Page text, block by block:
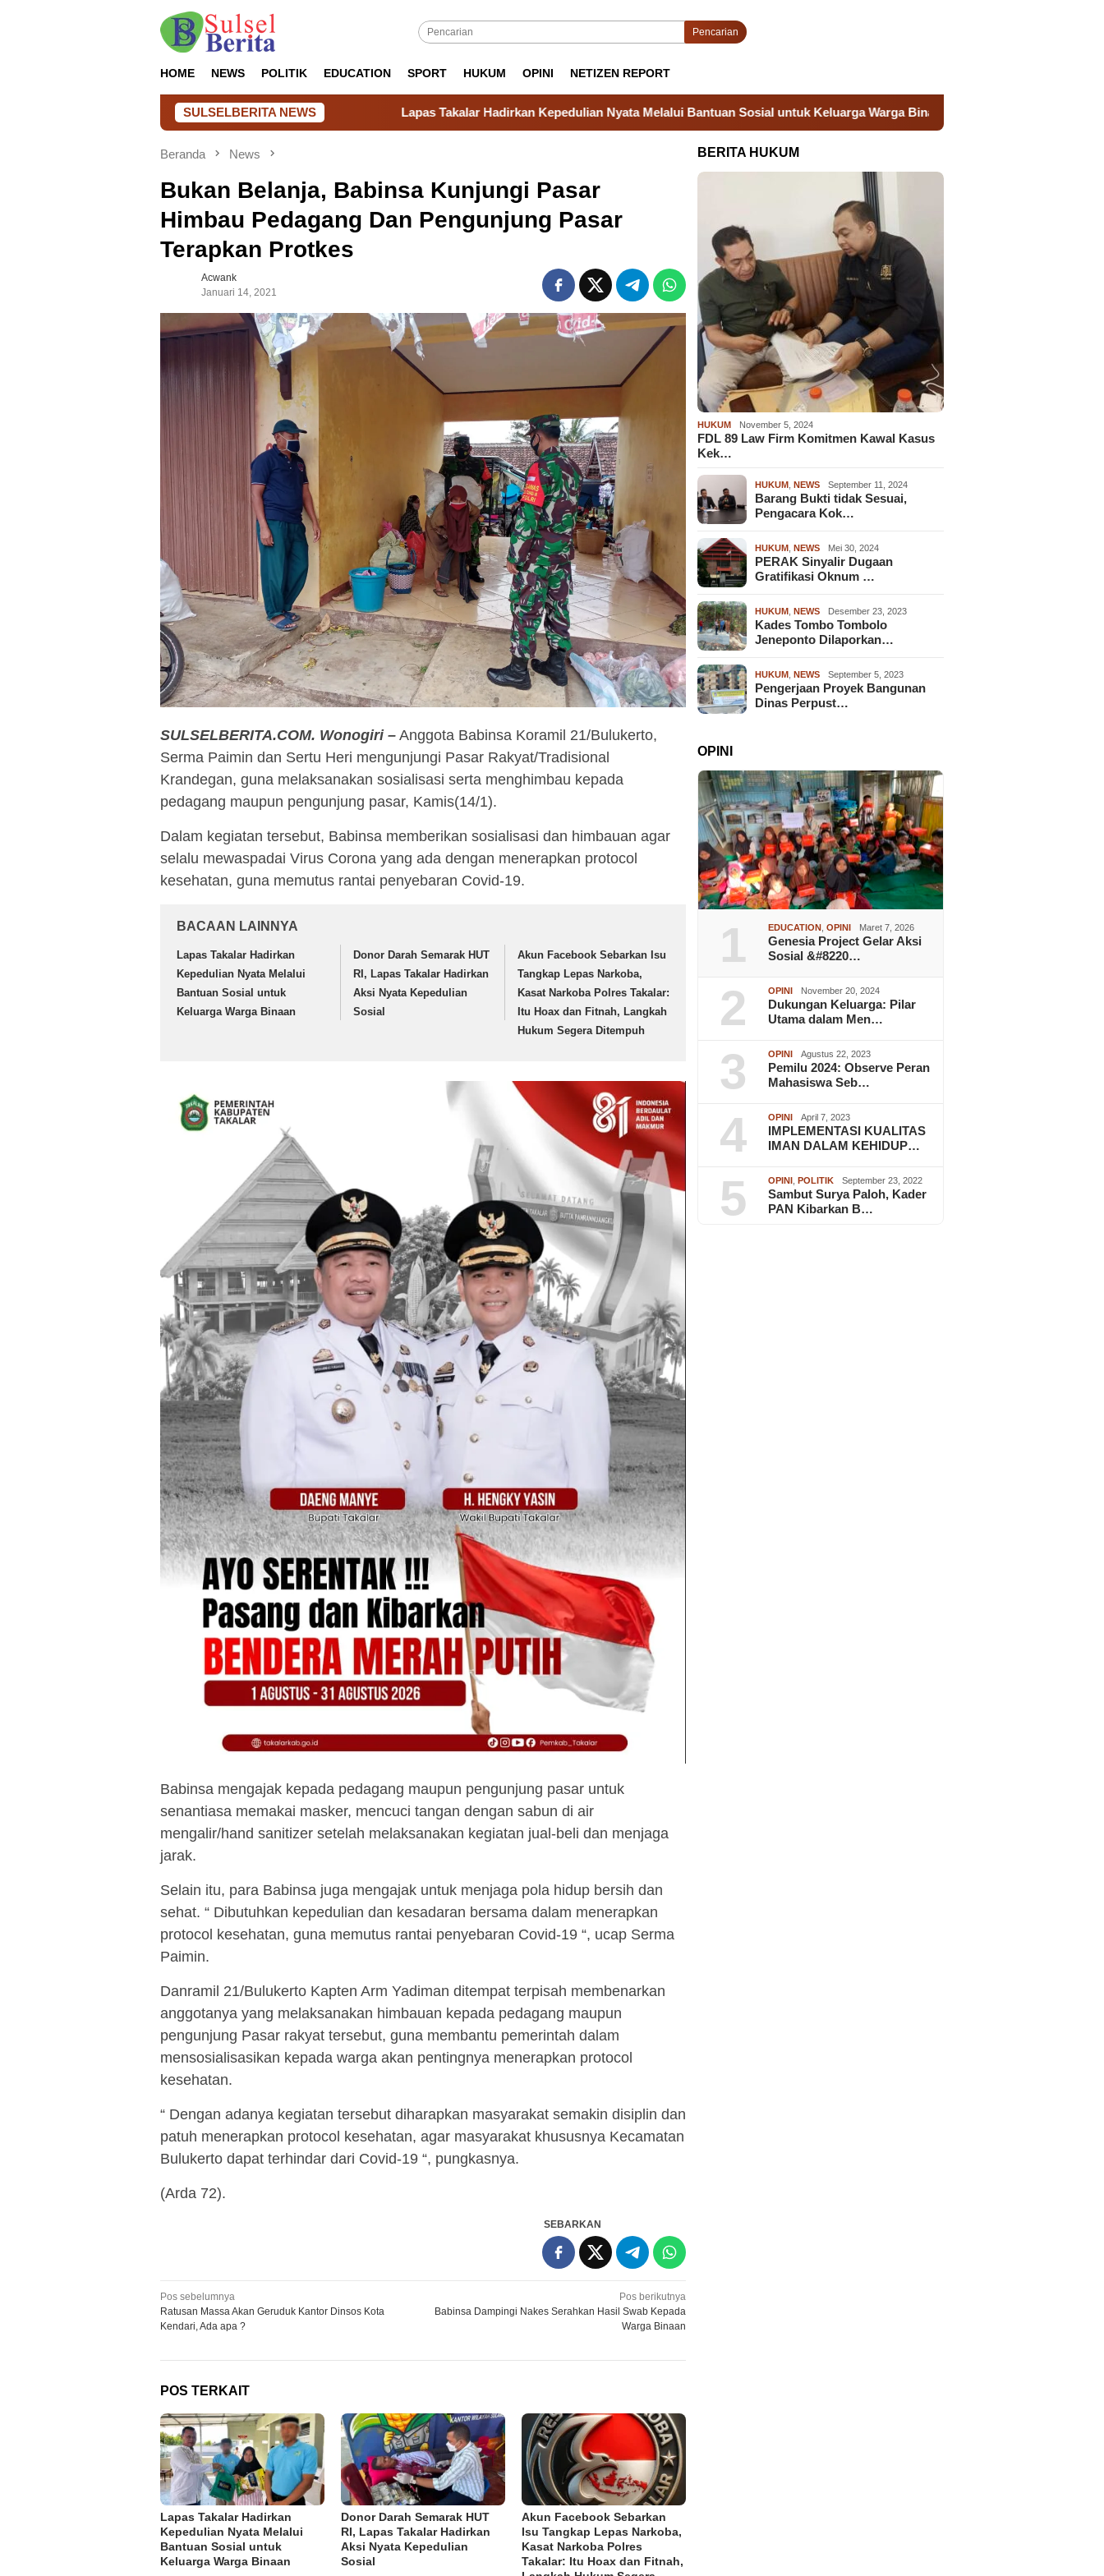
Pencarian
HOME NEWS POLITIK EDUCATION SPORT HUKUM OPINI NETIZEN REPORT
SULSELBERITA NEWSLapas Takalar Hadirkan Kepedulian Nyata Melalui Bantuan Sosial untuk Keluarga Warga Binaan Donor Darah Semarak HUT RI, Lapas
Beranda News
Bukan Belanja, Babinsa Kunjungi Pasar
Himbau Pedagang Dan Pengunjung Pasar
Terapkan Protkes
Acwank
Januari 14, 2021
SULSELBERITA.COM. Wonogiri – Anggota Babinsa Koramil 21/Bulukerto,
Serma Paimin dan Sertu Heri mengunjungi Pasar Rakyat/Tradisional
Krandegan, guna melaksanakan sosialisasi serta menghimbau kepada
pedagang maupun pengunjung pasar, Kamis(14/1).
Dalam kegiatan tersebut, Babinsa memberikan sosialisasi dan himbauan agar
selalu mewaspadai Virus Corona yang ada dengan menerapkan protocol
kesehatan, guna memutus rantai penyebaran Covid-19.
BACAAN LAINNYA
Lapas Takalar Hadirkan
Kepedulian Nyata Melalui
Bantuan Sosial untuk
Keluarga Warga Binaan
Donor Darah Semarak HUT
RI, Lapas Takalar Hadirkan
Aksi Nyata Kepedulian
Sosial
Akun Facebook Sebarkan Isu
Tangkap Lepas Narkoba,
Kasat Narkoba Polres Takalar:
Itu Hoax dan Fitnah, Langkah
Hukum Segera Ditempuh
Babinsa mengajak kepada pedagang maupun pengunjung pasar untuk
senantiasa memakai masker, mencuci tangan dengan sabun di air
mengalir/hand sanitizer setelah melaksanakan kegiatan jual-beli dan menjaga
jarak.
Selain itu, para Babinsa juga mengajak untuk menjaga pola hidup bersih dan
sehat. “ Dibutuhkan kepedulian dan kesadaran bersama dalam menerapkan
protocol kesehatan, guna memutus rantai penyebaran Covid-19 “, ucap Serma
Paimin.
Danramil 21/Bulukerto Kapten Arm Yadiman ditempat terpisah membenarkan
anggotanya yang melaksanakan himbauan kepada pedagang maupun
pengunjung Pasar rakyat tersebut, guna membantu pemerintah dalam
mensosialisasikan kepada warga akan pentingnya menerapkan protocol
kesehatan.
“ Dengan adanya kegiatan tersebut diharapkan masyarakat semakin disiplin dan
patuh menerapkan protocol kesehatan, agar masyarakat khususnya Kecamatan
Bulukerto dapat terhindar dari Covid-19 “, pungkasnya.
(Arda 72).
SEBARKAN
Navigasi
pos
Pos sebelumnya
Ratusan Massa Akan Geruduk Kantor Dinsos Kota
Kendari, Ada apa ?
Pos berikutnya
Babinsa Dampingi Nakes Serahkan Hasil Swab Kepada
Warga Binaan
POS TERKAIT
Lapas Takalar Hadirkan
Kepedulian Nyata Melalui
Bantuan Sosial untuk
Keluarga Warga Binaan
Donor Darah Semarak HUT
RI, Lapas Takalar Hadirkan
Aksi Nyata Kepedulian
Sosial
Akun Facebook Sebarkan
Isu Tangkap Lepas Narkoba,
Kasat Narkoba Polres
Takalar: Itu Hoax dan Fitnah,
BERITA HUKUM
HUKUM November 5, 2024
FDL 89 Law Firm Komitmen Kawal Kasus
Kek…
HUKUM ,NEWS September 11, 2024
Barang Bukti tidak Sesuai,
Pengacara Kok…
HUKUM ,NEWS Mei 30, 2024
PERAK Sinyalir Dugaan
Gratifikasi Oknum …
HUKUM ,NEWS Desember 23, 2023
Kades Tombo Tombolo
Jeneponto Dilaporkan…
HUKUM ,NEWS September 5, 2023
Pengerjaan Proyek Bangunan
Dinas Perpust…
OPINI
1 EDUCATION ,OPINI Maret 7, 2026
Genesia Project Gelar Aksi
Sosial &#8220…
2 OPINI November 20, 2024
Dukungan Keluarga: Pilar
Utama dalam Men…
3 OPINI Agustus 22, 2023
Pemilu 2024: Observe Peran
Mahasiswa Seb…
4 OPINI April 7, 2023
IMPLEMENTASI KUALITAS
IMAN DALAM KEHIDUP…
5 OPINI , POLITIK September 23, 2022
Sambut Surya Paloh, Kader
PAN Kibarkan B…